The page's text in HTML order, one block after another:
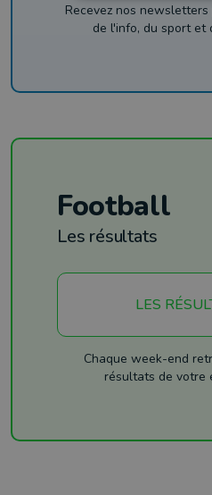
Recevez nos
de l'info, du sport et
Football
Les résultats
LES
Chaque week-end
résultats de votre